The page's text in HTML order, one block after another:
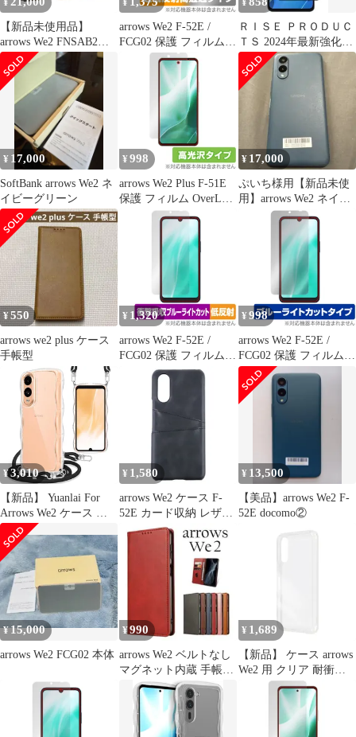
¥
【新品未使用品】
arrows We2 FNSAB2
64GB ネイビーグリー
ン SIMフリー 美品 安
心保証 A255
¥
arrows We2 F-52E /
FCG02 保護 フィルム
OverLay Plus Premium
for アローズ スマホ 液
晶保護 アンチグレア 反
射防止 高透過 指紋防止
¥
ＲＩＳＥ ＰＲＯＤＵＣ
ＴＳ 2024年最新強化モ
デル フィルム arrows
We2 Plus F-51E 用 ガラ
スフィルム 保護フィル
ム 高透過 高光沢 日本
製 旭硝子 硬度10H (2枚
セット)
¥ 17,000
SoftBank arrows We2 ネ
イビーグリーン
¥ 998
arrows We2 Plus F-51E
保護 フィルム OverLay
Brilliant for アローズ ス
マホ 液晶保護 指紋がつ
きにくい 指紋防止 高光
¥ 17,000
ぷいち様用【新品未使
用】arrows We2 ネイビ
ーグリーン
¥550
arrows we2 plus ケース
手帳型
¥ 1,320
arrows We2 F-52E /
FCG02 保護 フィルム
OverLay Absorber 低反
衝撃吸収 反射防止 ブル
ーライトカット 抗菌
¥ 998
arrows We2 F-52E /
FCG02 保護 フィルム
OverLay Eye Protector
for アローズ スマホ 液
晶保護 目に優しい ブル
ーライトカット
¥3,010
【新品】 Yuanlai For
Arrows We2 ケース シ
ョルダー F-52E/FCG02
スマホケース 耐衝撃 ク
リア 波型 アローズ
WE2 カバー 肩掛け 斜
めかけ 紐付き 織りスト
ラップ付き 長さ調整可
能 取り外し可能 (クリ
ア) 1
¥ 1,580
arrows We2 ケース F-
52E カード収納 レザー
スマート ケース
【Color】ブラック
¥ 13,500
【美品】arrows We2 F-
52E docomo②
¥15,000
arrows We2 FCG02 本体
¥990
arrows We2 ベルトなし
マグネット内蔵 手帳型
ケース カバー RE
¥ 1,689
【新品】 ケース arrows
We2 用 クリア 耐衝撃
arrowsWe2 用 レイアウ
ト 衝撃吸収 カメラ保護
レンズ保護 四隅ガード
滑り止め 指紋防止 汚れ